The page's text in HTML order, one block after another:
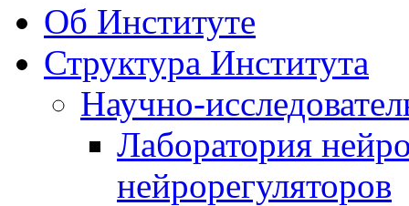
Об Институте
Структура Института
Научно-
Лаборатория
нейрорегуляторов